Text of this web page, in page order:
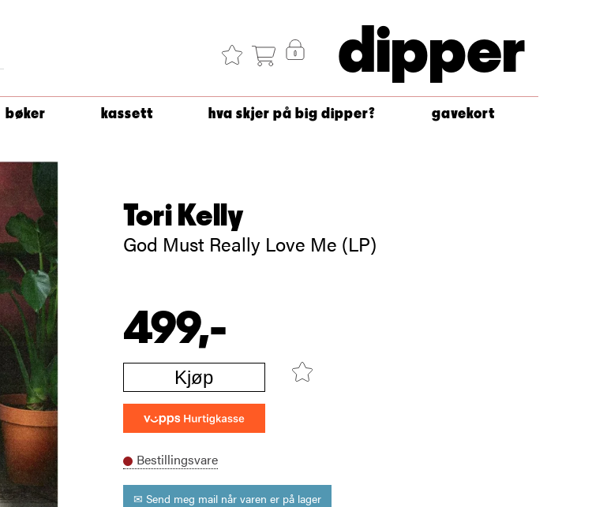
dipper
bøker kassett hva skjer på big dipper? gavekort
Tori Kelly
God Must Really Love Me (LP)
499,-
Kjøp
Bestillingsvare
✉ Send meg mail når varen er på lager